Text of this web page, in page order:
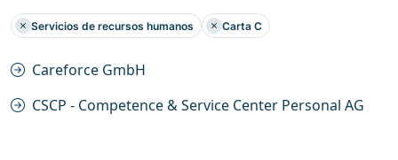
Servicios de recursos humanos Carta C
Careforce GmbH
CSCP - Competence & Service Center Personal AG